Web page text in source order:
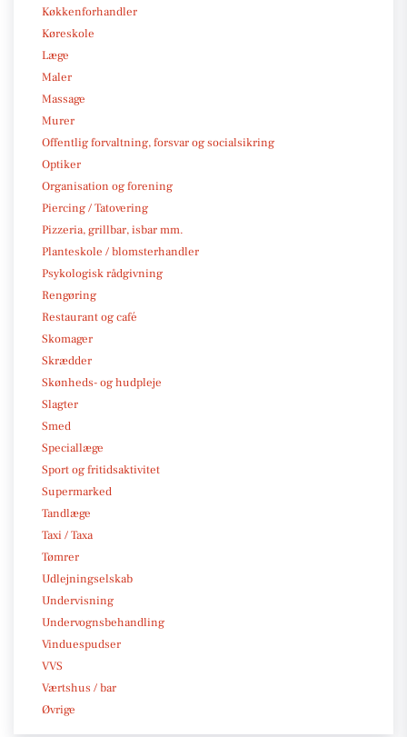
Køkkenforhandler
Køreskole
Læge
Maler
Massage
Murer
Offentlig forvaltning, forsvar og socialsikring
Optiker
Organisation og forening
Piercing / Tatovering
Pizzeria, grillbar, isbar mm.
Planteskole / blomsterhandler
Psykologisk rådgivning
Rengøring
Restaurant og café
Skomager
Skrædder
Skønheds- og hudpleje
Slagter
Smed
Speciallæge
Sport og fritidsaktivitet
Supermarked
Tandlæge
Taxi / Taxa
Tømrer
Udlejningselskab
Undervisning
Undervognsbehandling
Vinduespudser
VVS
Værtshus / bar
Øvrige